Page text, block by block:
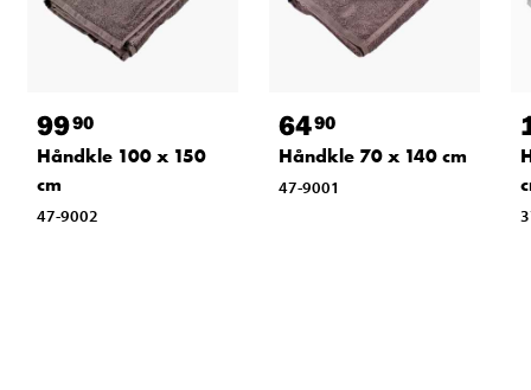
9990
Håndkle 100 x 150
cm
47-9002
6490
Håndkle 70 x 140 cm
47-9001